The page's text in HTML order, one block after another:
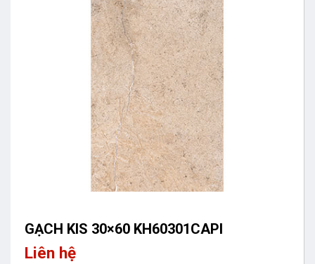
GẠCH KIS 30×60 KH60301CAPI
Liên hệ